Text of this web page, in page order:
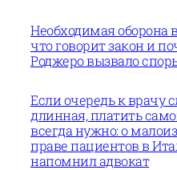
Необходимая оборона
что говорит закон и
Роджеро вызвало
Если очередь к врачу
длинная, платить
всегда нужно: о
праве пациентов в
напомнил адвокат